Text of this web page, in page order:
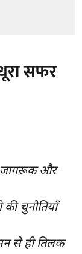
सफर
जागरूक और
की चुनौतियाँ
से ही तिलक